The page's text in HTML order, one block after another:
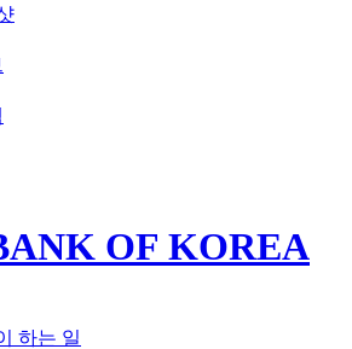
OF KOREA
하는 일